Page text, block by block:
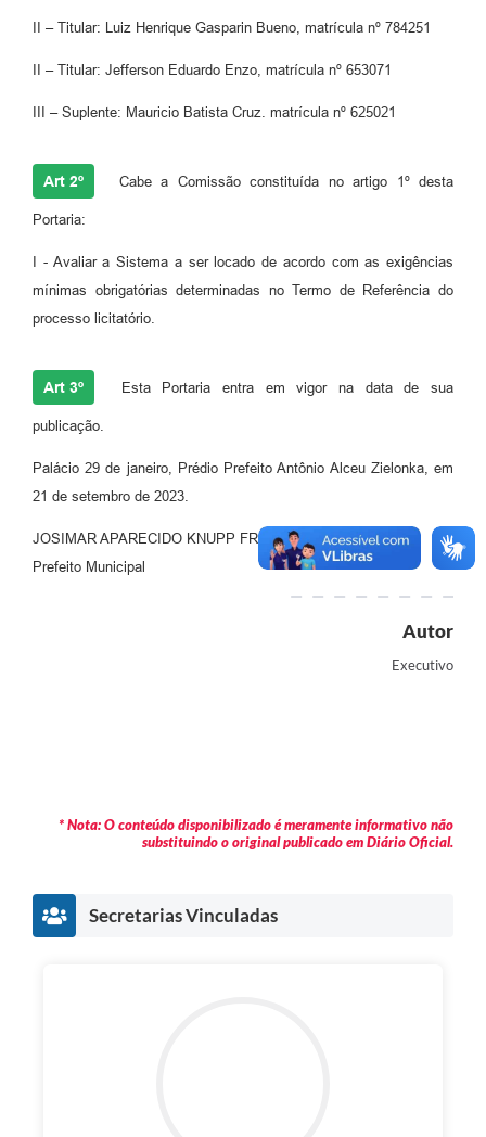
II – Titular: Luiz Henrique Gasparin Bueno, matrícula nº 784251
II – Titular: Jefferson Eduardo Enzo, matrícula nº 653071
III – Suplente: Mauricio Batista Cruz. matrícula nº 625021
Art 2º Cabe a Comissão constituída no artigo 1º desta
Portaria:
I - Avaliar a Sistema a ser locado de acordo com as exigências
mínimas obrigatórias determinadas no Termo de Referência do
processo licitatório.
Art 3º Esta Portaria entra em vigor na data de sua
publicação.
Palácio 29 de janeiro, Prédio Prefeito Antônio Alceu Zielonka, em
21 de setembro de 2023.
JOSIMAR APARECIDO KNUPP FRÓES
Prefeito Municipal
Autor
Executivo
* Nota: O conteúdo disponibilizado é meramente informativo não
substituindo o original publicado em Diário Oficial.
Secretarias Vinculadas